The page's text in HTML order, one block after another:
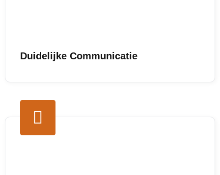
Duidelijke Communicatie